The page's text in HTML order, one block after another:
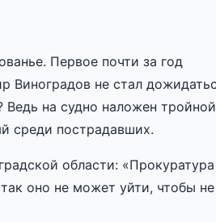
Первое почти за год
Виноградов не стал
Ведь на судно наложен тройной
среди пострадавших.
области: «Прокуратура
оно не может уйти, чтобы не